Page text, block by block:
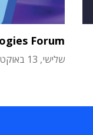
Forum
שלישי, 13 באוקטובר 2026